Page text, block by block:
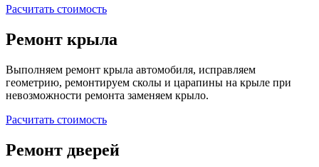
Расчитать стоимость
Ремонт крыла
Выполняем ремонт крыла автомобиля, исправляем
геометрию, ремонтируем сколы и царапины на крыле при
невозможности ремонта заменяем крыло.
Расчитать стоимость
Ремонт дверей